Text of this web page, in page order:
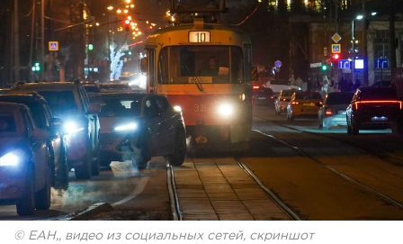
© ЕАН,, видео из социальных сетей, скриншот